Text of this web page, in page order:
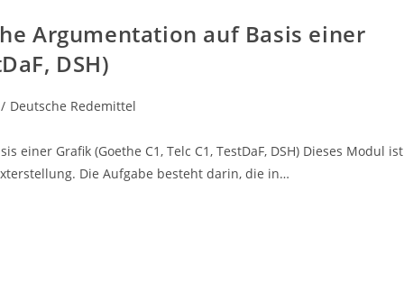
Argumentation auf Basis einer
DSH)
/ Deutsche Redemittel
Grafik (Goethe C1, Telc C1, TestDaF, DSH) Dieses Modul ist
Die Aufgabe besteht darin, die in…